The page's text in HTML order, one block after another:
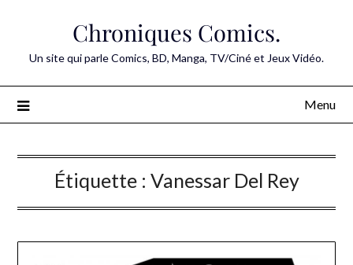
Chroniques Comics.
Un site qui parle Comics, BD, Manga, TV/Ciné et Jeux Vidéo.
Menu
Étiquette : Vanessar Del Rey